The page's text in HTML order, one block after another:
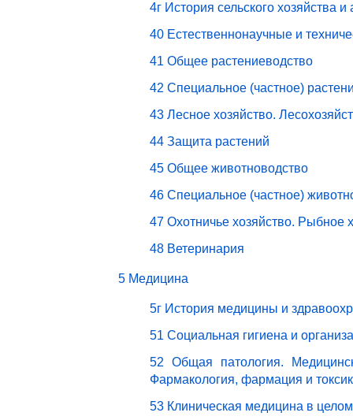
4г История сельского хозяйства
40 Естественнонаучные и
41 Общее растениеводство
42 Специальное (частное)
43 Лесное хозяйство.
44 Защита растений
45 Общее животноводство
46 Специальное (частное)
47 Охотничье хозяйство. Рыбное
48 Ветеринария
5 Медицина
5г История медицины и
51 Социальная гигиена и
52 Общая патология.
Фармакология, фармация и
53 Клиническая медицина в целом